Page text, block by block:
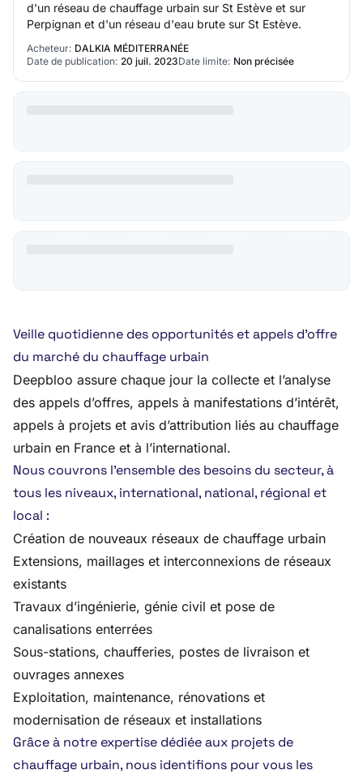
d'un réseau de chauffage urbain sur St Estève et sur
Perpignan et d'un réseau d'eau brute sur St Estève.
Acheteur: DALKIA MÉDITERRANÉE
Date de publication: 20 juil. 2023Date limite: Non précisée
Veille quotidienne des opportunités et appels d’offre
du marché du chauffage urbain
Deepbloo assure chaque jour la collecte et l’analyse
des appels d’offres, appels à manifestations d’intérêt,
appels à projets et avis d’attribution liés au chauffage
urbain en France et à l’international.
Nous couvrons l’ensemble des besoins du secteur, à
tous les niveaux, international, national, régional et
local :
Création de nouveaux réseaux de chauffage urbain
Extensions, maillages et interconnexions de réseaux
existants
Travaux d’ingénierie, génie civil et pose de
canalisations enterrées
Sous-stations, chaufferies, postes de livraison et
ouvrages annexes
Exploitation, maintenance, rénovations et
modernisation de réseaux et installations
Grâce à notre expertise dédiée aux projets de
chauffage urbain, nous identifions pour vous les